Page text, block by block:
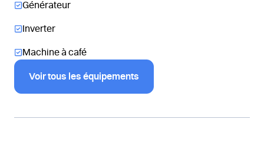
Générateur
Inverter
Machine à café
Voir tous les équipements